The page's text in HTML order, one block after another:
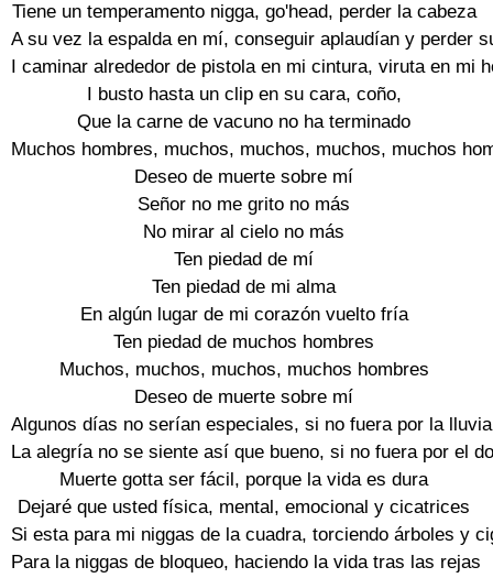
Tiene un temperamento nigga, go'head, perder la cabeza
A su vez la espalda en mí, conseguir aplaudían y perder
I caminar alrededor de pistola en mi cintura, viruta en mi
I busto hasta un clip en su cara, coño,
Que la carne de vacuno no ha terminado
Muchos hombres, muchos, muchos, muchos, muchos
Deseo de muerte sobre mí
Señor no me grito no más
No mirar al cielo no más
Ten piedad de mí
Ten piedad de mi alma
En algún lugar de mi corazón vuelto fría
Ten piedad de muchos hombres
Muchos, muchos, muchos, muchos hombres
Deseo de muerte sobre mí
Algunos días no serían especiales, si no fuera por la lluvia
La alegría no se siente así que bueno, si no fuera por el
Muerte gotta ser fácil, porque la vida es dura
Dejaré que usted física, mental, emocional y cicatrices
Si esta para mi niggas de la cuadra, torciendo árboles y
Para la niggas de bloqueo, haciendo la vida tras las rejas